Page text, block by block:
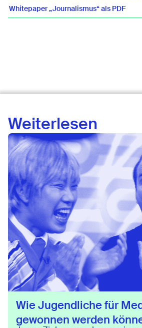
Whitepaper „Journalismus“ als PDF
Weiterlesen
Wie Jugendliche für
gewonnen werden